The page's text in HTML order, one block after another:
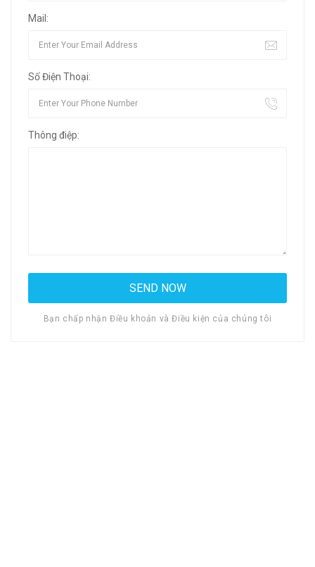
Mail:
Số Điện Thoại:
Thông điệp:
Bạn chấp nhận Điều khoản và Điều kiện của chúng tôi